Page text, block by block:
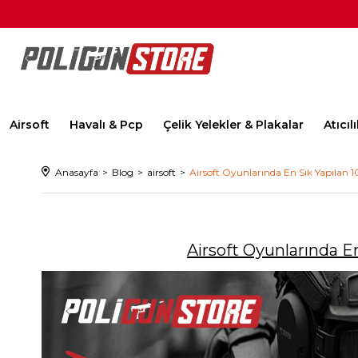
Airsoft Havalı & Pcp Çelik Yelekler & Plakalar
Anasayfa Blog airsoft Airsoft Oyunlarında En Sık Yapılan
Airsoft Oyunlarında